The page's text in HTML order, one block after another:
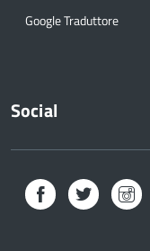
Google Traduttore
Social
Facebook Twitter